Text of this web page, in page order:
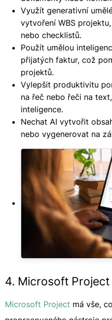
Využít generativní
vytvoření WBS
nebo checklistů.
Použít umělou
přijatých faktur, což
projektů.
Vylepšit produktivitu
na řeč nebo řeči na
inteligence.
Nechat AI vytvořit
nebo vygenerovat na
4. Microsoft Project
Microsoft Project má vše,